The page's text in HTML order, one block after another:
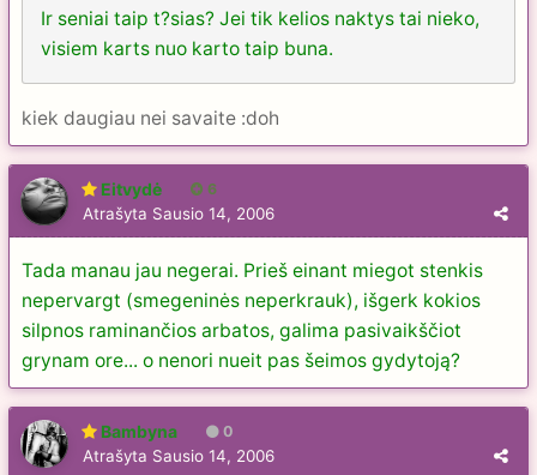
Ir seniai taip t?sias? Jei tik kelios naktys tai nieko,
visiem karts nuo karto taip buna.
kiek daugiau nei savaite :doh
Eitvydė 6
Atrašyta Sausio 14, 2006
Tada manau jau negerai. Prieš einant miegot stenkis
nepervargt (smegeninės neperkrauk), išgerk kokios
silpnos raminančios arbatos, galima pasivaikščiot
grynam ore... o nenori nueit pas šeimos gydytoją?
Bambyna 0
Atrašyta Sausio 14, 2006